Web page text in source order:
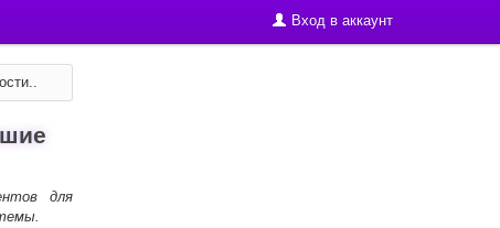
Вход в аккаунт
для